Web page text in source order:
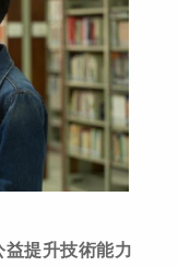
益提升技術能力